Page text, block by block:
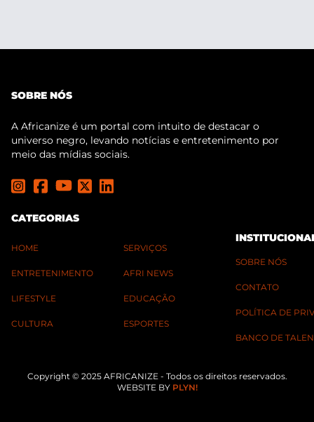
SOBRE NÓS
A Africanize é um portal com intuito de destacar o
universo negro, levando notícias e entretenimento por
meio das mídias sociais.
CATEGORIAS
HOME
ENTRETENIMENTO
LIFESTYLE
CULTURA
SERVIÇOS
AFRI NEWS
EDUCAÇÃO
ESPORTES
SOBRE NÓS
CONTATO
POLÍTICA DE
BANCO DE
Copyright © 2025 AFRICANIZE - Todos os direitos reservados.
WEBSITE BY PLYN!